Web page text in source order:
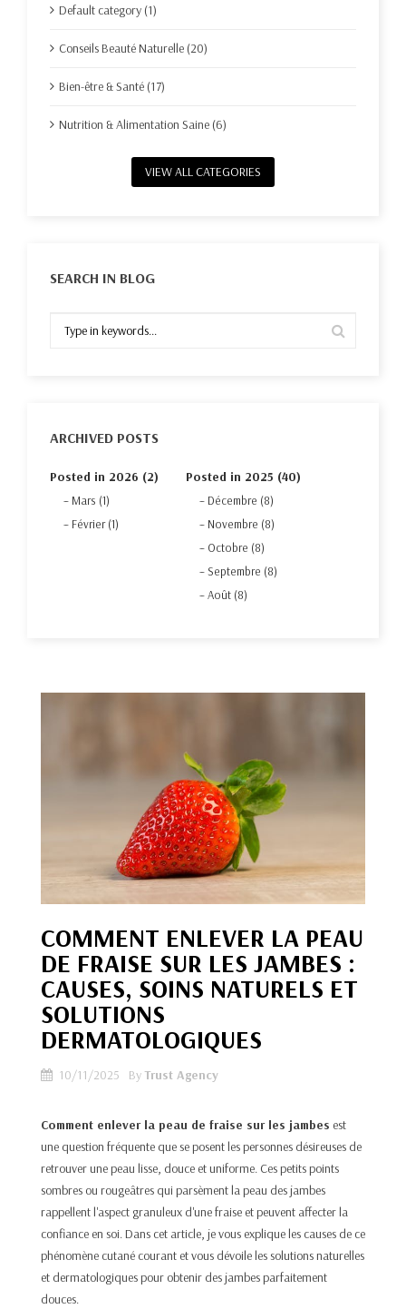
Default category (1)
Conseils Beauté Naturelle (20)
Bien-être & Santé (17)
Nutrition & Alimentation Saine (6)
VIEW ALL CATEGORIES
SEARCH IN BLOG
ARCHIVED POSTS
Posted in 2026 (2)
Mars (1)
Février (1)
Posted in 2025 (40)
Décembre (8)
Novembre (8)
Octobre (8)
Septembre (8)
Août (8)
COMMENT ENLEVER LA PEAU
DE FRAISE SUR LES JAMBES :
CAUSES, SOINS NATURELS ET
SOLUTIONS
DERMATOLOGIQUES
10/11/2025 ByTrust Agency
Comment enlever la peau de fraise sur les jambes est
une question fréquente que se posent les personnes désireuses de
retrouver une peau lisse, douce et uniforme. Ces petits points
sombres ou rougeâtres qui parsèment la peau des jambes
rappellent l'aspect granuleux d'une fraise et peuvent affecter la
confiance en soi. Dans cet article, je vous explique les causes de ce
phénomène cutané courant et vous dévoile les solutions naturelles
et dermatologiques pour obtenir des jambes parfaitement
douces.​